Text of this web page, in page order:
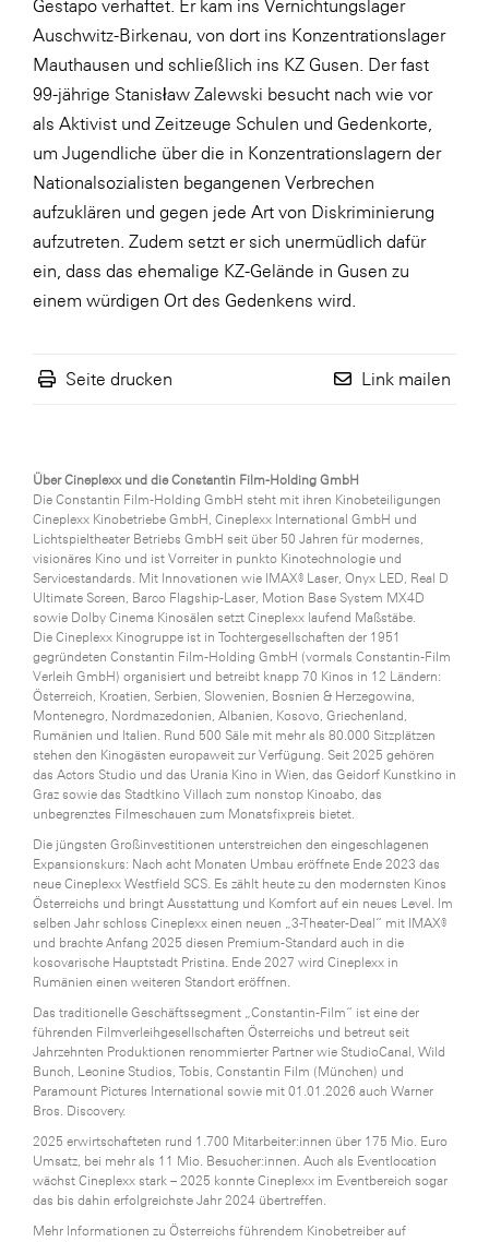
WKS Fachgruppe Finanzdienstleister
WK UBIT
Zühlke
Media
Gestapo verhaftet. Er kam ins Vernichtungslager
Auschwitz-Birkenau, von dort ins Konzentrationslager
Mauthausen und schließlich ins KZ Gusen. Der fast
99-jährige Stanisław Zalewski besucht nach wie vor
als Aktivist und Zeitzeuge Schulen und Gedenkorte,
um Jugendliche über die in Konzentrationslagern der
Nationalsozialisten begangenen Verbrechen
aufzuklären und gegen jede Art von Diskriminierung
aufzutreten. Zudem setzt er sich unermüdlich dafür
ein, dass das ehemalige KZ-Gelände in Gusen zu
einem würdigen Ort des Gedenkens wird.
Seite drucken Link mailen
Über Cineplexx und die Constantin Film-Holding GmbH
Die Constantin Film-Holding GmbH steht mit ihren Kinobeteiligungen
Cineplexx Kinobetriebe GmbH, Cineplexx International GmbH und
Lichtspieltheater Betriebs GmbH seit über 50 Jahren für modernes,
visionäres Kino und ist Vorreiter in punkto Kinotechnologie und
Servicestandards. Mit Innovationen wie IMAX® Laser, Onyx LED, Real D
Ultimate Screen, Barco Flagship-Laser, Motion Base System MX4D
sowie Dolby Cinema Kinosälen setzt Cineplexx laufend Maßstäbe.
Die Cineplexx Kinogruppe ist in Tochtergesellschaften der 1951
gegründeten Constantin Film-Holding GmbH (vormals Constantin-Film
Verleih GmbH) organisiert und betreibt knapp 70 Kinos in 12 Ländern:
Österreich, Kroatien, Serbien, Slowenien, Bosnien & Herzegowina,
Montenegro, Nordmazedonien, Albanien, Kosovo, Griechenland,
Rumänien und Italien. Rund 500 Säle mit mehr als 80.000 Sitzplätzen
stehen den Kinogästen europaweit zur Verfügung. Seit 2025 gehören
das Actors Studio und das Urania Kino in Wien, das Geidorf Kunstkino in
Graz sowie das Stadtkino Villach zum nonstop Kinoabo, das
unbegrenztes Filmeschauen zum Monatsfixpreis bietet.
Die jüngsten Großinvestitionen unterstreichen den eingeschlagenen
Expansionskurs: Nach acht Monaten Umbau eröffnete Ende 2023 das
neue Cineplexx Westfield SCS. Es zählt heute zu den modernsten Kinos
Österreichs und bringt Ausstattung und Komfort auf ein neues Level. Im
selben Jahr schloss Cineplexx einen neuen „3-Theater-Deal“ mit IMAX®
und brachte Anfang 2025 diesen Premium-Standard auch in die
kosovarische Hauptstadt Pristina. Ende 2027 wird Cineplexx in
Rumänien einen weiteren Standort eröffnen.
Das traditionelle Geschäftssegment „Constantin-Film“ ist eine der
führenden Filmverleihgesellschaften Österreichs und betreut seit
Jahrzehnten Produktionen renommierter Partner wie StudioCanal, Wild
Bunch, Leonine Studios, Tobis, Constantin Film (München) und
Paramount Pictures International sowie mit 01.01.2026 auch Warner
Bros. Discovery.
2025 erwirtschafteten rund 1.700 Mitarbeiter:innen über 175 Mio. Euro
Umsatz, bei mehr als 11 Mio. Besucher:innen. Auch als Eventlocation
wächst Cineplexx stark – 2025 konnte Cineplexx im Eventbereich sogar
das bis dahin erfolgreichste Jahr 2024 übertreffen.
Mehr Informationen zu Österreichs führendem Kinobetreiber auf